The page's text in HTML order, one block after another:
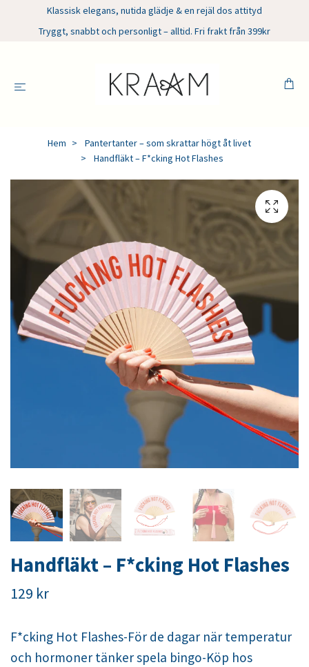
Klassisk elegans, nutida glädje & en rejäl dos attityd
Tryggt, snabbt och personligt – alltid. Fri frakt från 399kr
Hem
Pantertanter – som skrattar högt åt livet
Handfläkt – F*cking Hot Flashes
Handfläkt – F*cking Hot Flashes
129 kr
F*cking Hot Flashes-För de dagar när temperatur
och hormoner tänker spela bingo-Köp hos